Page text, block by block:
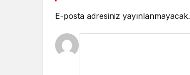
E-posta adresiniz yayınlanmayacak.